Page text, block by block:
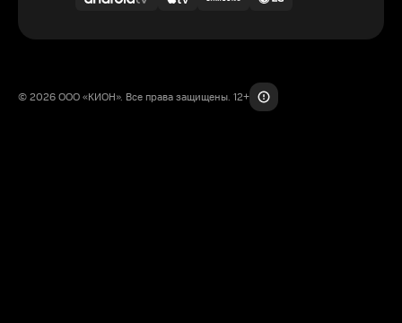
© 2026 ООО «КИОН». Все права защищены. 12+